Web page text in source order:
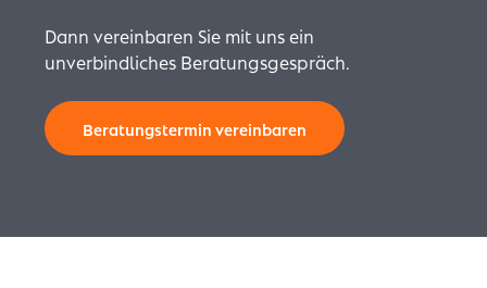
Dann vereinbaren Sie mit uns ein
unverbindliches Beratungsgespräch.
Beratungstermin vereinbaren